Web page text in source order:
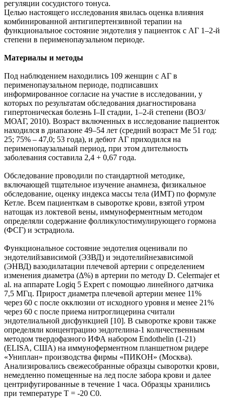
регуляции сосудистого тонуса.
Целью настоящего исследования явилась оценка влияния
комбинированной антигипертензивной терапии на
функциональное состояние эндотелия у пациенток с АГ 1–2-й
степени в перименопаузальном периоде.
Материалы и методы
Под наблюдением находились 109 женщин с АГ в
перименопаузальном периоде, подписавших
информированное согласие на участие в исследовании, у
которых по результатам обследования диагностирована
гипертоническая болезнь I–II стадии, 1–2-й степени (ВОЗ/
МОАГ, 2010). Возраст включенных в исследование пациенток
находился в диапазоне 49–54 лет (средний возраст Ме 51 год:
25; 75% – 47,0; 53 года), и дебют АГ приходился на
перименопаузальный период, при этом длительность
заболевания составила 2,4 + 0,67 года.
Обследование проводили по стандартной методике,
включающей тщательное изучение анамнеза, физикальное
обследование, оценку индекса массы тела (ИМТ) по формуле
Кетле. Всем пациенткам в сыворотке крови, взятой утром
натощак из локтевой вены, иммуноферментным методом
определяли содержание фолликулостимулирующего гормона
(ФСГ) и эстрадиола.
Функциональное состояние эндотелия оценивали по
эндотелийзависимой (ЭЗВД) и эндотелийнезависимой
(ЭНВД) вазодилатации плечевой артерии с определением
изменения диаметра (Δ%) в артерии по методу D. Celermajer et
al. на аппарате Logiq 5 Expert с помощью линейного датчика
7,5 МГц. Прирост диаметра плечевой артерии менее 11%
через 60 с после окклюзии от исходного уровня и менее 21%
через 60 с после приема нитроглицерина считали
эндотелиальной дисфункцией [10]. В сыворотке крови также
определяли концентрацию эндотелина-1 количественным
методом твердофазного ИФА набором Endothelin (1-21)
(ELISA, США) на иммуноферментном планшетном ридере
«Униплан» производства фирмы «ПИКОН» (Москва).
Анализировались свежесобранные образцы сыворотки крови,
немедленно помещенные на лед после забора крови и далее
центрифугированные в течение 1 часа. Образцы хранились
при температуре Т = -20 С0.